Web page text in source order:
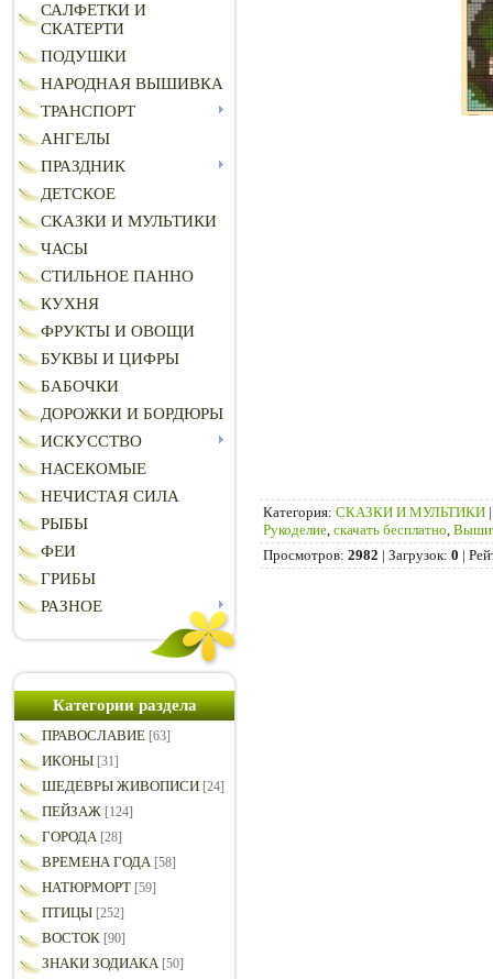
САЛФЕТКИ И
СКАТЕРТИ
ПОДУШКИ
НАРОДНАЯ ВЫШИВКА
ТРАНСПОРТ
АНГЕЛЫ
ПРАЗДНИК
ДЕТСКОЕ
СКАЗКИ И МУЛЬТИКИ
ЧАСЫ
СТИЛЬНОЕ ПАННО
КУХНЯ
ФРУКТЫ И ОВОЩИ
БУКВЫ И ЦИФРЫ
БАБОЧКИ
ДОРОЖКИ И БОРДЮРЫ
ИСКУССТВО
НАСЕКОМЫЕ
НЕЧИСТАЯ СИЛА
РЫБЫ
ФЕИ
ГРИБЫ
РАЗНОЕ
Категории раздела
ПРАВОСЛАВИЕ [63]
ИКОНЫ [31]
ШЕДЕВРЫ ЖИВОПИСИ [24]
ПЕЙЗАЖ [124]
ГОРОДА [28]
ВРЕМЕНА ГОДА [58]
НАТЮРМОРТ [59]
ПТИЦЫ [252]
ВОСТОК [90]
ЗНАКИ ЗОДИАКА [50]
Категория: СКАЗКИ И МУЛЬТИКИ
Рукоделие скачать бесплатно
Просмотров: 2982 | Загрузок: 0 |